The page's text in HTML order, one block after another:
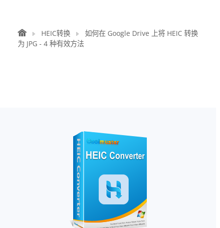
HEIC转换
如何在 Google Drive 上将 HEIC 转换
为 JPG - 4 种有效方法